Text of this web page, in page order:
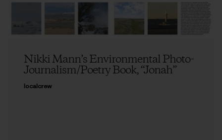
Nikki Mann’s Environmental Photo-
Journalism/Poetry Book, “Jonah”
localcrew